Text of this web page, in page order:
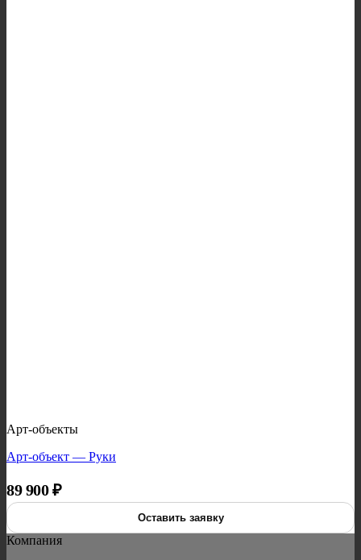
Арт-объекты
Арт-объект — Руки
89 900₽
Оставить заявку
Компания